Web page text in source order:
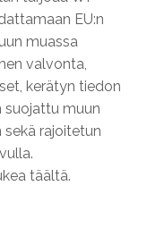
EU:n
muassa
valvonta,
kerätyn tiedon
suojattu muun
sekä rajoitetun
täältä.